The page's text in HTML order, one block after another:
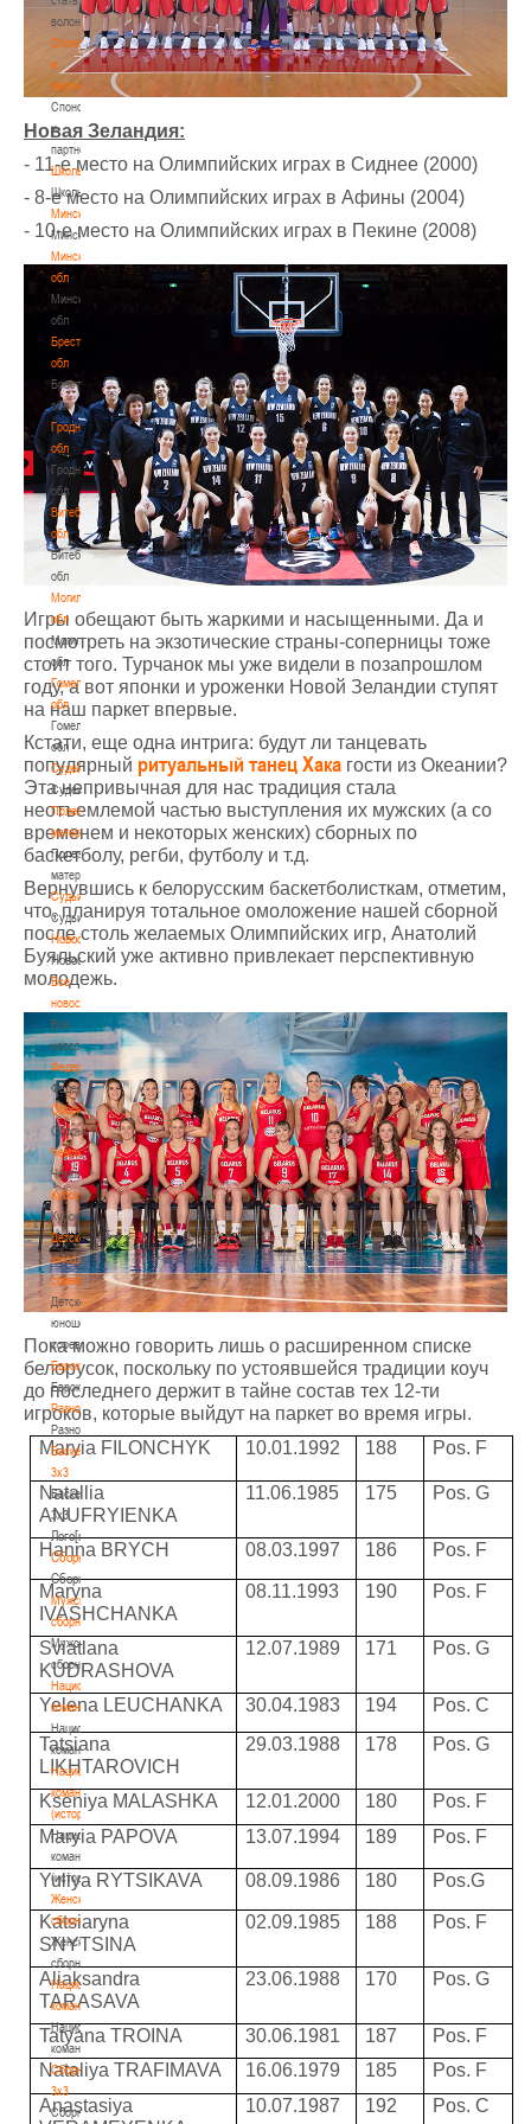
волонтером
Спонсоры
и
партнеры
Спонсоры
и
партнеры
Школы
Школы
Минск
Минск
Минская
обл
Минская
обл
Брестская
обл
Брестская
обл
Гродненская
обл
Гродненская
обл
Витебская
обл
Витебская
обл
Могилевская
обл
Могилевская
обл
Гомельская
обл
Гомельская
обл
Судейство
Судейство
Полезные
материалы
Полезные
материалы
Судьи
Судьи
Новости
Новости
Все
новости
Все
новости
Федерация
Федерация
Сборные
Сборные
Чемпионат
Чемпионат
Кубок
Кубок
Детско-
юношеские
соревнования
Детско-
юношеские
соревнования
Еврокубки
Еврокубки
Разное
Разное
Баскетбол
3х3
Баскетбол
3х3
Лого[modid=121]
Сборные
Сборные
Мужские
сборные
Мужские
сборные
Национальная
команда
Национальная
команда
Национальная
команда
(история)
Национальная
команда
(история)
Женские
сборные
Женские
сборные
Национальная
команда
Национальная
команда
Сборные
3х3
Сборные
Новая Зеландия:
- 11-е место на Олимпийских играх в Сиднее (2000)
- 8-е место на Олимпийских играх в Афины (2004)
- 10-е место на Олимпийских играх в Пекине (2008)
Игры обещают быть жаркими и насыщенными. Да и
посмотреть на экзотические страны-соперницы тоже
стоит того. Турчанок мы уже видели в позапрошлом
году, а вот японки и уроженки Новой Зеландии ступят
на наш паркет впервые.
Кстати, еще одна интрига: будут ли танцевать
популярный ритуальный танец Хака гости из Океании?
Эта непривычная для нас традиция стала
неотъемлемой частью выступления их мужских (а со
временем и некоторых женских) сборных по
баскетболу, регби, футболу и т.д.
Вернувшись к белорусским баскетболисткам, отметим,
что, планируя тотальное омоложение нашей сборной
после столь желаемых Олимпийских игр, Анатолий
Буяльский уже активно привлекает перспективную
молодежь.
Пока можно говорить лишь о расширенном списке
белорусок, поскольку по устоявшейся традиции коуч
до последнего держит в тайне состав тех 12-ти
игроков, которые выйдут на паркет во время игры.
Maryia FILONCHYK
10.01.1992 188 Pos. F
Natallia
ANUFRYIENKA
11.06.1985 175 Pos. G
Hanna BRYCH 08.03.1997 186 Pos. F
Maryna
IVASHCHANKA
08.11.1993 190 Pos. F
Sviatlana
KUDRASHOVA
12.07.1989 171 Pos. G
Yelena LEUCHANKA 30.04.1983 194
Pos. C
Tatsiana
LIKHTAROVICH
29.03.1988 178 Pos. G
Kseniya MALASHKA 12.01.2000 180
Pos. F
Maryia PAPOVA
13.07.1994 189 Pos. F
Yuliya RYTSIKAVA 08.09.1986 180 Pos.G
Katsiaryna
SNYTSINA
02.09.1985 188 Pos. F
Aliaksandra
TARASAVA
23.06.1988 170 Pos. G
Tatyana TROINA 30.06.1981 187
Pos. F
Nataliya TRAFIMAVA
16.06.1979 185
Pos. F
Anastasiya
10.07.1987 192 Pos. C